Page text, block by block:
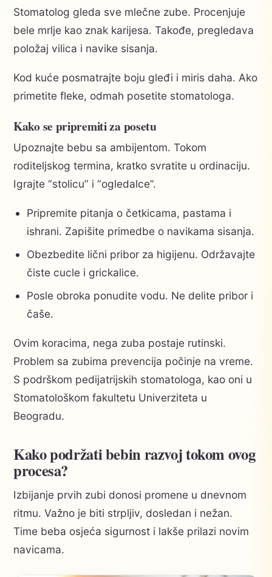
Stomatolog gleda sve mlečne zube. Procenjuje
bele mrlje kao znak karijesa. Takođe, pregledava
položaj vilica i navike sisanja.
Kod kuće posmatrajte boju gleđi i miris daha. Ako
primetite fleke, odmah posetite stomatologa.
Kako se pripremiti za posetu
Upoznajte bebu sa ambijentom. Tokom
roditeljskog termina, kratko svratite u ordinaciju.
Igrajte “stolicu” i “ogledalce”.
Pripremite pitanja o četkicama, pastama i
ishrani. Zapišite primedbe o navikama sisanja.
Obezbedite lični pribor za higijenu. Održavajte
čiste cucle i grickalice.
Posle obroka ponudite vodu. Ne delite pribor i
čaše.
Ovim koracima, nega zuba postaje rutinski.
Problem sa zubima prevencija počinje na vreme.
S podrškom pedijatrijskih stomatologa, kao oni u
Stomatološkom fakultetu Univerziteta u
Beogradu.
Kako podržati bebin razvoj tokom ovog
procesa?
Izbijanje prvih zubi donosi promene u dnevnom
ritmu. Važno je biti strpljiv, dosledan i nežan.
Time beba osjeća sigurnost i lakše prilazi novim
navicama.